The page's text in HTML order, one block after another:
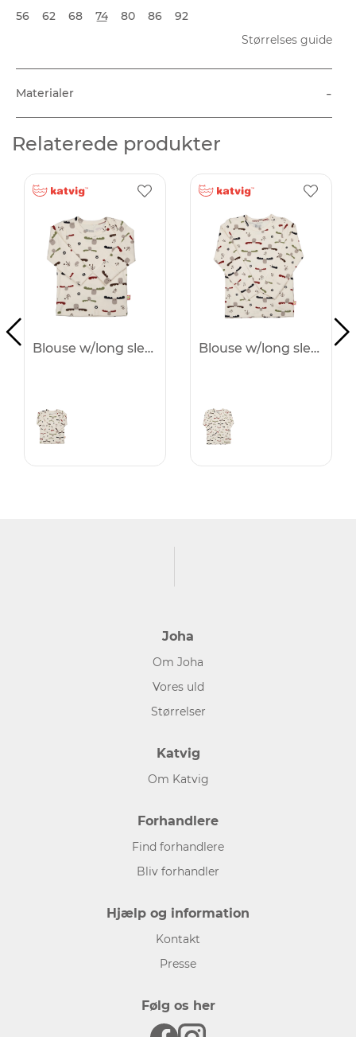
56
62 68 74 80 86
92
Størrelses guide
Materialer -
Relaterede produkter
Blouse w/long sleeves Blouse w/long sleeves
Joha
Om Joha
Vores uld
Størrelser
Katvig
Om Katvig
Forhandlere
Find forhandlere
Bliv forhandler
Hjælp og information
Kontakt
Presse
Følg os her